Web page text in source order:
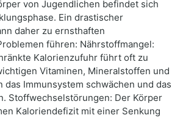
von Jugendlichen befindet sich
Ein drastischer
daher zu ernsthaften
führen: Nährstoffmangel:
Kalorienzufuhr führt oft zu
Vitaminen, Mineralstoffen und
das Immunsystem schwächen und das
Stoffwechselstörungen: Der Körper
Kaloriendefizit mit einer Senkung